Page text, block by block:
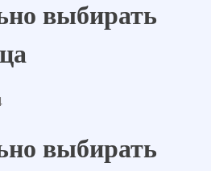
выбирать
выбирать